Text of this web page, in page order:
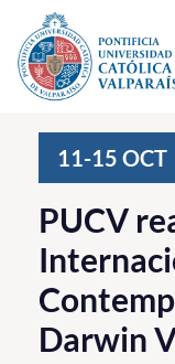
Click acá para ir
Investigación,
PUCV
Vinculación con
Admisión
11-15 OCT
PUCV
Darwin